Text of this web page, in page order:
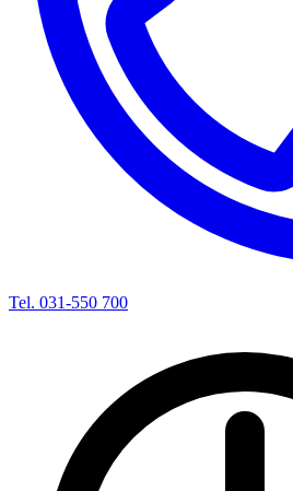
Tel. 031-550 700